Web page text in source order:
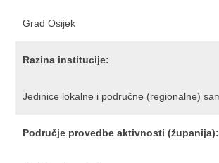
Grad Osijek
Razina institucije:
Jedinice lokalne i područne (regionalne)
Područje provedbe aktivnosti (županija):